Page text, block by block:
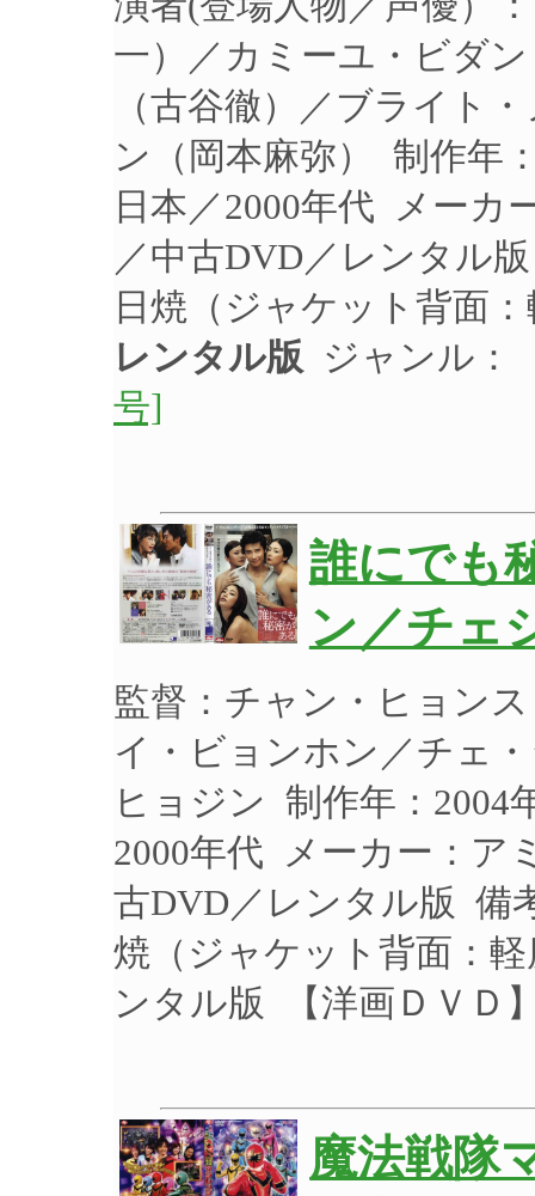
一）／カミーユ・ビダ
（古谷徹）／ブライト
ン（岡本麻弥） 制作年
日本／2000年代 メーカ
／中古DVD／レンタル
日焼（ジャケット背面
レンタル版 ジャンル：
号]
誰にでも
ン／チェ
監督：チャン・ヒョン
イ・ビョンホン／チェ
ヒョジン 制作年：2004
2000年代 メーカー：ア
古DVD／レンタル版 備
焼（ジャケット背面：
ンタル版 【洋画ＤＶＤ
魔法戦隊